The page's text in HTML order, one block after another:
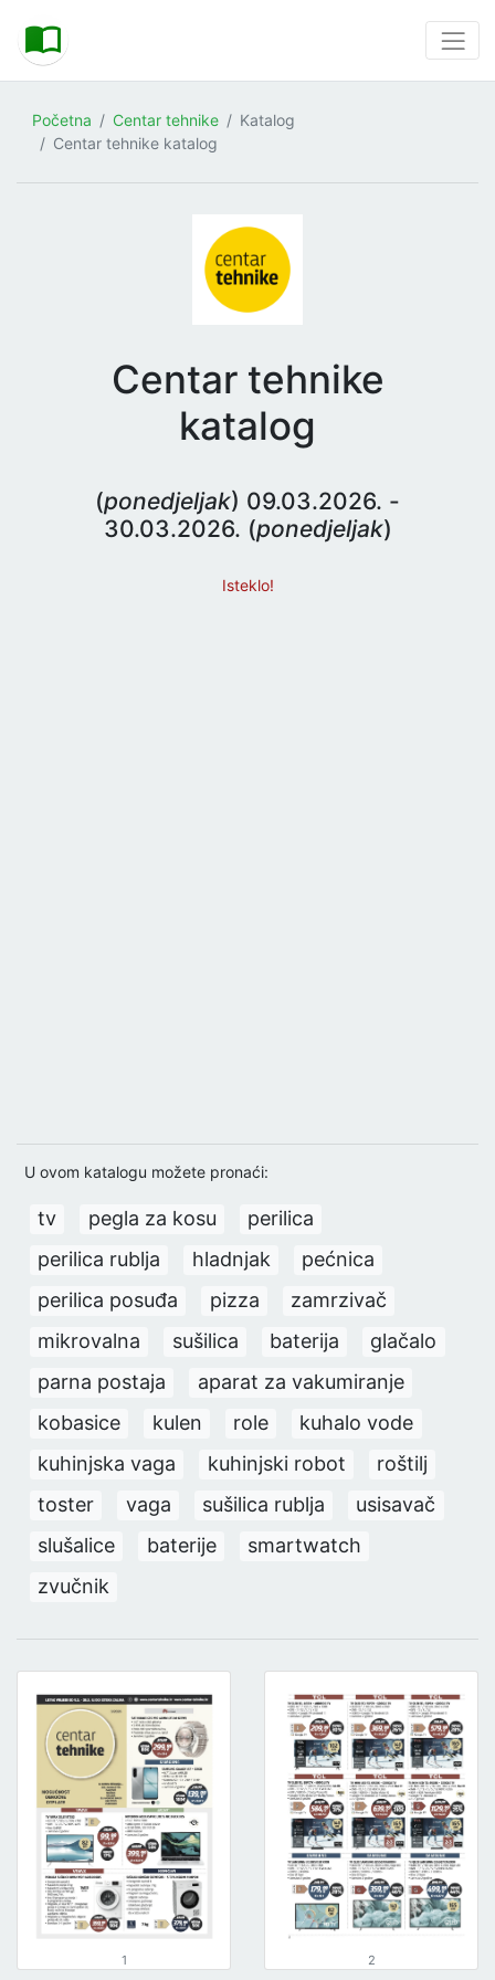
Početna Centar tehnike
Katalog
Centar tehnike katalog
Centar tehnike
katalog
(ponedjeljak) 09.03.2026. -
30.03.2026. (ponedjeljak)
Isteklo!
U ovom katalogu možete pronaći:
tv pegla za kosu
perilica
perilica rublja
hladnjak
pećnica
perilica posuđa
pizza
zamrzivač
mikrovalna
sušilica baterija
glačalo
parna postaja
aparat za vakumiranje
kobasice
kulen role
kuhalo vode
kuhinjska vaga
kuhinjski robot
roštilj
toster
vaga sušilica rublja
usisavač
slušalice
baterije
smartwatch
zvučnik
1 2